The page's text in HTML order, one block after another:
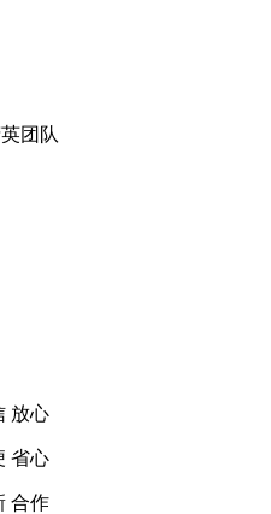
团队
放心
省心
合作